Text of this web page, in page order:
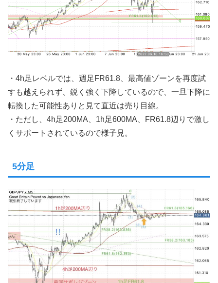
・4h足レベルでは、週足FR61.8、最高値ゾーンを再度試
すも越えられず、鋭く強く下降しているので、一旦下降に
転換した可能性ありと見て直近は売り目線。
・ただし、4h足200MA、1h足600MA、FR61.8辺りで激し
くサポートされているので様子見。
5分足